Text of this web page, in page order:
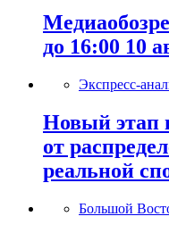
до 16:00 10
Экспресс-
Новый этап
от
реальной
Большой